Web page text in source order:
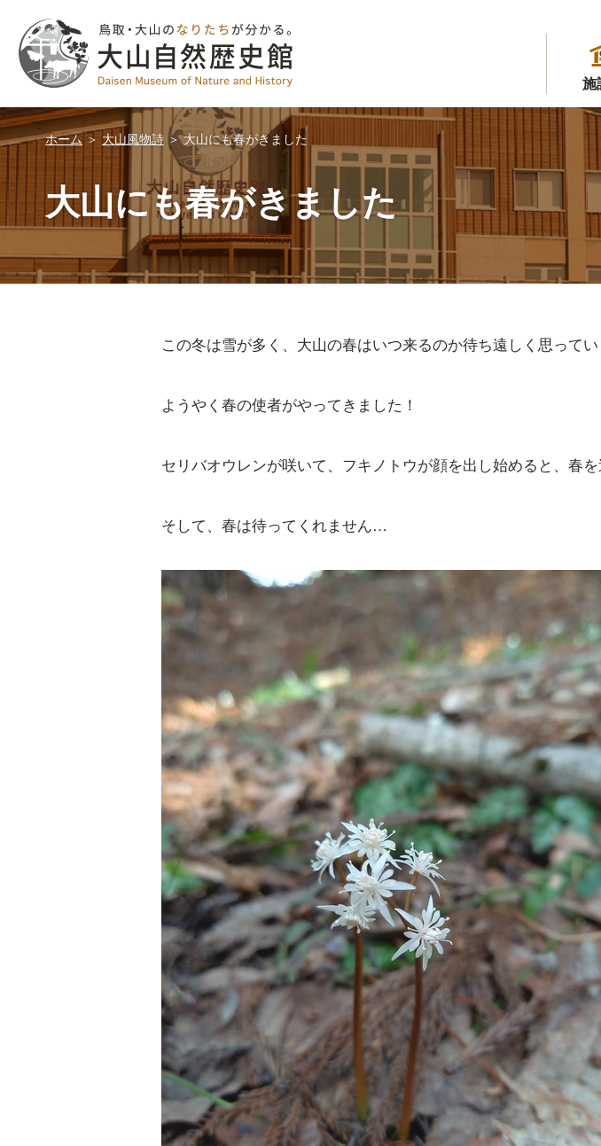
施
ホーム＞ 大山風物詩 ＞大山にも春がきました
大山にも春がきました
この冬は雪が多く、大山の春はいつ来るのか待ち遠しく思って
ようやく春の使者がやってきました！
セリバオウレンが咲いて、フキノトウが顔を出し始めると、春
そして、春は待ってくれません…